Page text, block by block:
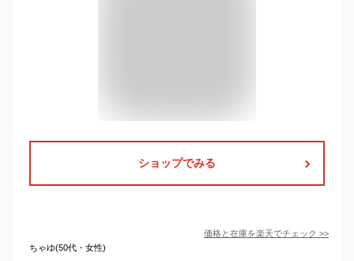
ショップでみる
価格と在庫を楽天でチェック >>
ちゃゆ(50代・女性)